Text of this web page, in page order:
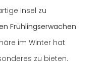
Insel zu
Frühlingserwachen
im Winter hat
zu bieten.